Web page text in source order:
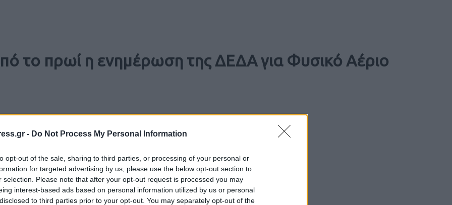
- Do Not Process My Personal Information
opt-out of the sale, sharing to third parties, or processing of your personal or
for targeted advertising by us, please use the below opt-out section to
selection. Please note that after your opt-out request is processed you may
interest-based ads based on personal information utilized by us or personal
to third parties prior to your opt-out. You may separately opt-out of the
το πρωί η ενημέρωση της ΔΕΔΑ για Φυσικό Αέριο